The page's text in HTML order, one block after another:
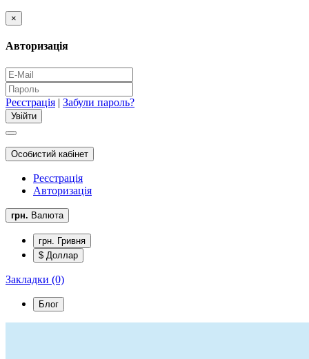
×
Авторизація
Реєстрація | Забули пароль?
Особистий кабінет
Реєстрація
Авторизація
грн. Валюта
грн. Гривня
$ Доллар
Закладки (0)
Блог